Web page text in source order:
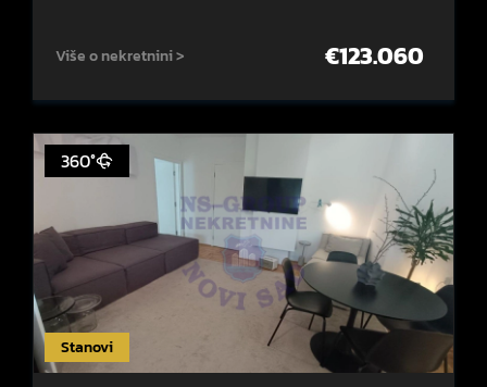
Više o nekretnini > €123.060
Stanovi
360°